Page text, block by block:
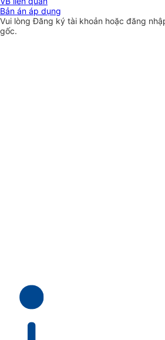
Bản án áp dụng
Vui lòngĐăng ký tài khoản hoặc đăng
gốc.